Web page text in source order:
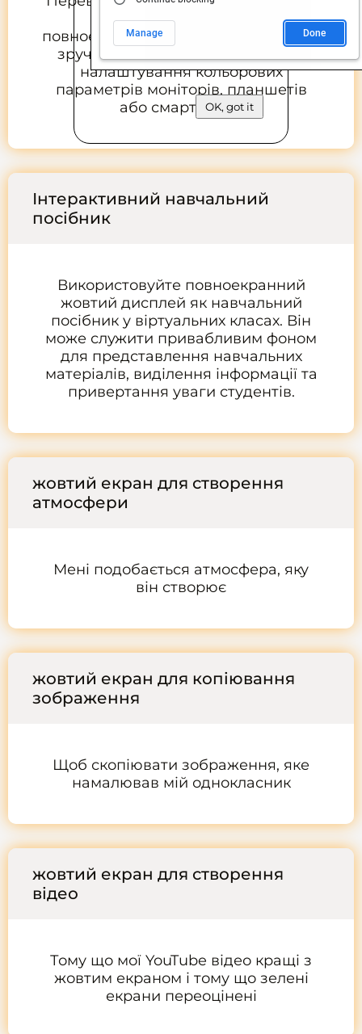
дисплея за допомогою
повноекранного жовтого виводу. Це
зручний інструмент для точного
налаштування кольорових
параметрів моніторів, планшетів
або смартфонів.
Інтерактивний навчальний
посібник
Використовуйте повноекранний
жовтий дисплей як навчальний
посібник у віртуальних класах. Він
може служити привабливим фоном
для представлення навчальних
матеріалів, виділення інформації та
привертання уваги студентів.
жовтий екран для створення
атмосфери
Мені подобається атмосфера, яку
він створює
жовтий екран для копіювання
зображення
Щоб скопіювати зображення, яке
намалював мій однокласник
жовтий екран для створення
відео
Тому що мої YouTube відео кращі з
жовтим екраном і тому що зелені
екрани переоцінені
OK, got it